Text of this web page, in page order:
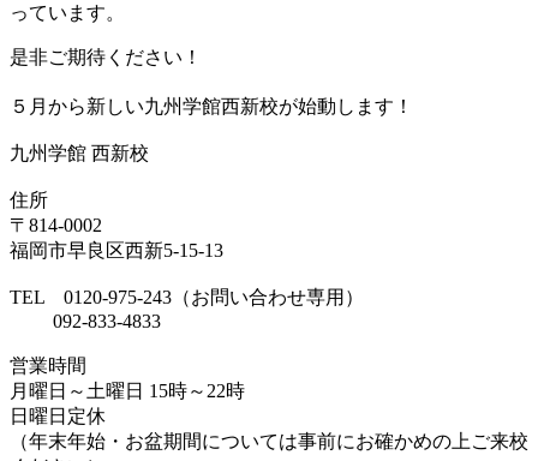
っています。
是非ご期待ください！
５月から新しい九州学館西新校が始動します！
九州学館 西新校
住所
〒814-0002
福岡市早良区西新5-15-13
TEL 0120-975-243（お問い合わせ専用）
092-833-4833
営業時間
月曜日～土曜日 15時～22時
日曜日定休
（年末年始・お盆期間については事前にお確かめの上ご来校